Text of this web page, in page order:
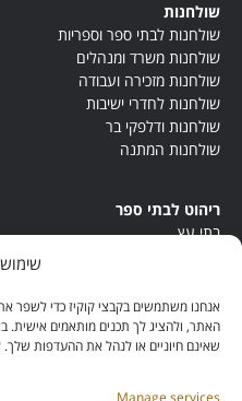
אנחנו משתמשים בקבצי קוקיז כדי לשפר
האתר, ולהציג לך תכנים מותאמים אישית.
שאינם חיוניים או לנהל את ההעדפות שלך.
Manage services
שולחנות
שולחנות לבתי ספר וספריות
שולחנות משרד ומנהלים
שולחנות מזכירה ועבודה
שולחנות לחדרי ישיבות
שולחנות ודלפקי בר
שולחנות המתנה
ריהוט לבתי ספר
בתי עץ
ריהוט מונטסורי
ריהוט אנתרופוסופי